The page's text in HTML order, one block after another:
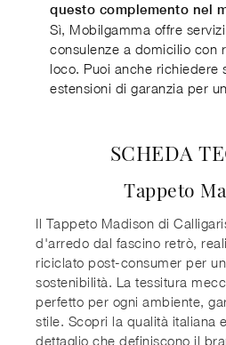
questo complemento nel
Sì, Mobilgamma offre
consulenze a domicilio con
loco. Puoi anche richiedere
estensioni di garanzia per
SCHEDA
Tappeto
Il Tappeto Madison di
d'arredo dal fascino retrò,
riciclato post-consumer per
sostenibilità. La tessitura
perfetto per ogni ambiente,
stile. Scopri la qualità italiana
dettaglio che definiscono il